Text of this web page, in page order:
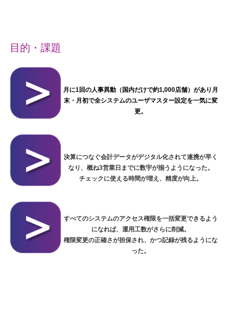
目的・課題
月に1回の人事異動（国内だけで約1,000店舗）があり月
末・月初で全システムのユーザマスター設定を一気に変
更。
決算につなぐ会計データがデジタル化されて連携が早く
なり、概ね3営業日までに数宇が揃うようになった。
チェックに使える時間が増え、精度が向上。
すべてのシステムのアクセス権限を一括変更できるよう
になれば、運用工数がさらに削減。
権限変更の正確さが担保され、かつ記録が残るようにな
った。